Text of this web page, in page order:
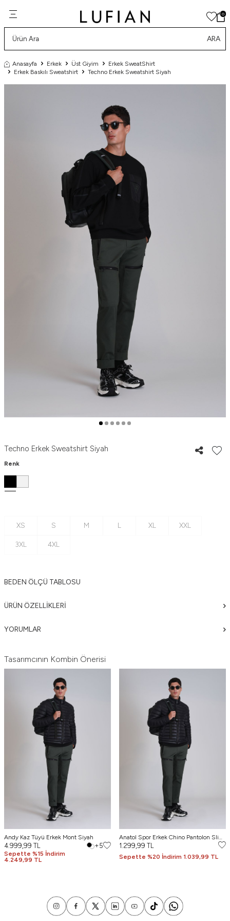
0
ARA
Anasayfa Erkek Üst Giyim
Erkek SweatShirt
Erkek Baskılı Sweatshirt
Techno Erkek Sweatshirt Siyah
Techno Erkek Sweatshirt Siyah
Renk
XS S M L XL XXL
3XL 4XL
BEDEN ÖLÇÜ TABLOSU
ÜRÜN ÖZELLIKLERI
YORUMLAR
Tasarımcının Kombin Önerisi
Andy Kaz Tüyü Erkek Mont Siyah
4.999,99 TL
Sepette %15 İndirim
4.249,99 TL
+5
Anatol Spor Erkek Chino Pantolon Slim
Fit Yeşil
1.299,99 TL
Sepette %20 İndirim 1.039,99 TL